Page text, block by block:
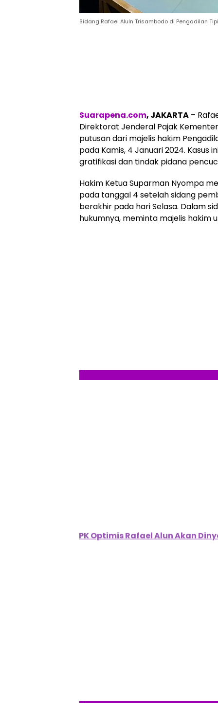
Sidang Rafael Aluln Trisambodo di Pengadilan
Suarapena.com, JAKARTA –
Direktorat Jenderal Pajak
putusan dari majelis hakim
pada Kamis, 4 Januari 2024.
gratifikasi dan tindak pidana
Hakim Ketua Suparman Nyompa
pada tanggal 4 setelah sidang
berakhir pada hari Selasa. Dalam
hukumnya, meminta majelis hakim
KPK Optimis Rafael Alun Akan